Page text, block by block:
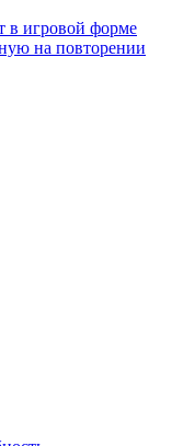
в игровой форме
на повторении